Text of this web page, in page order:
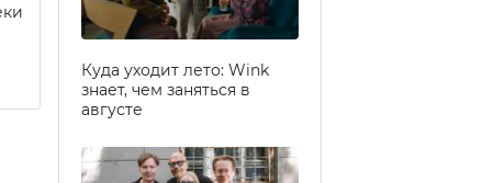
Куда уходит лето: Wink
знает, чем заняться в
августе